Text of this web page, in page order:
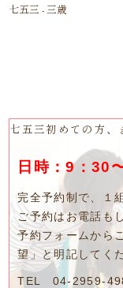
七五三 - 三歳
七五三初めての方、
日時：9：30
完全予約制で、１
ご予約はお電話も
予約フォームから
望」と明記してく
TEL 04-2959-